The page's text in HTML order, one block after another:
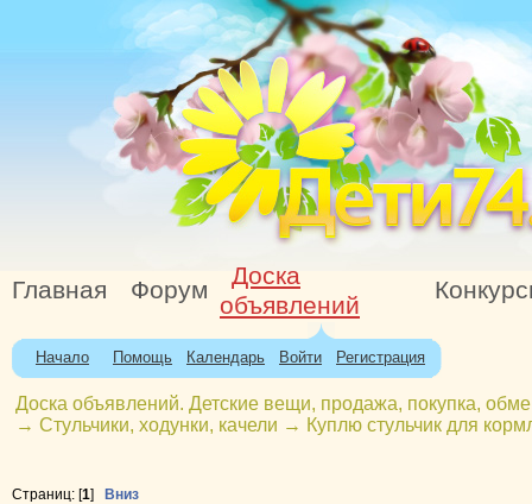
Главная Форум
Доска
объявлений
Начало Помощь Календарь Войти Регистрация
Доска объявлений. Детские вещи, продажа, покупка,
→ Стульчики, ходунки, качели → Куплю стульчик для
Страниц: [1] Вниз